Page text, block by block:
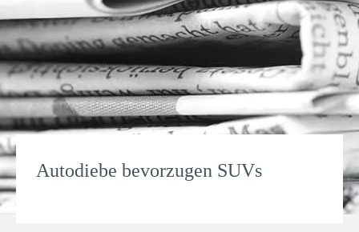
Autodiebe bevorzugen SUVs